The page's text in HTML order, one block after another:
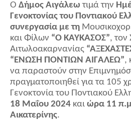
Ο Δήμος Αιγάλεω τιμά την
Γενοκτονίας του Ποντιακού
συνεργασία με τη
και Φίλων “Ο ΚΑΥΚΑΣΟΣ”, τον
Αιτωλοακαρνανίας
“ΕΝΩΣΗ ΠΟΝΤΙΩΝ ΑΙΓΑΛΕΩ”,
να παραστούν στην
πραγματοποιηθεί για τα 105
Γενοκτονία του Ποντιακού
18 Μαΐου 2024 και ώρα 11
Αικατερίνης.